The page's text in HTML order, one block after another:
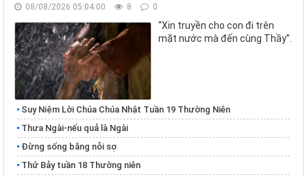
08/08/2026 05:04:00 8 0
“Xin truyền cho con đi trên
mặt nước mà đến cùng Thầy”.
Suy Niệm Lời Chúa Chúa Nhật Tuần 19 Thường Niên
Thưa Ngài-nếu quả là Ngài
Đừng sống bằng nỗi sợ
Thứ Bảy tuần 18 Thường niên